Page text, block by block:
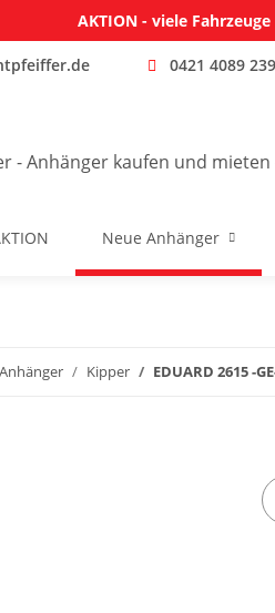
AKTION - viele
0421 4089
Neue Anhänger
Kipper EDUARD 2615 -